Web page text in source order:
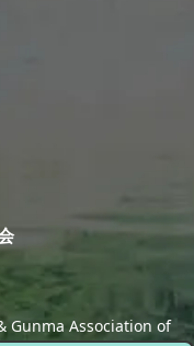
Gunma Association of